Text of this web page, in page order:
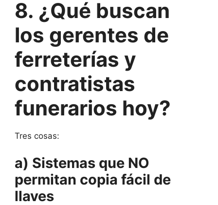
8. ¿Qué buscan
los gerentes de
ferreterías y
contratistas
funerarios hoy?
Tres cosas:
a) Sistemas que NO
permitan copia fácil de
llaves